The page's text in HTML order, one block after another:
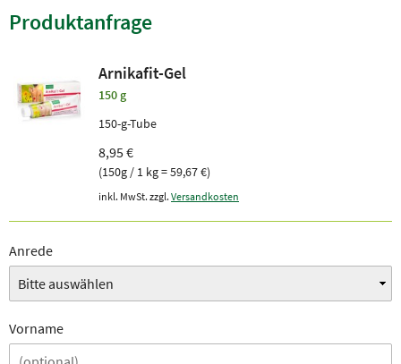
Produktanfrage
Arnikafit-Gel
150 g
150-g-Tube
8,95 €
(150g / 1 kg = 59,67 €)
inkl. MwSt. zzgl. Versandkosten
Anrede
Vorname